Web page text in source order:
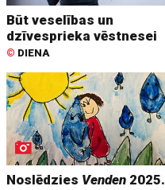
Būt veselības un
dzīvesprieka vēstnesei
© DIENA
Noslēdzies Venden 2025.